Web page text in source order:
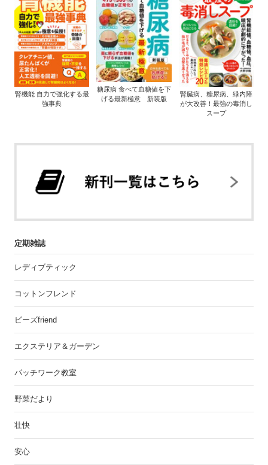
腎機能 自力で強化する最
強事典
糖尿病 食べて血糖値を下
げる最新極意 新装版
腎臓病、糖尿病、緑内障
が大改善！最強の毒消し
スープ
定期雑誌
レディブティック
コットンフレンド
ビーズfriend
エクステリア＆ガーデン
パッチワーク教室
野菜だより
壮快
安心